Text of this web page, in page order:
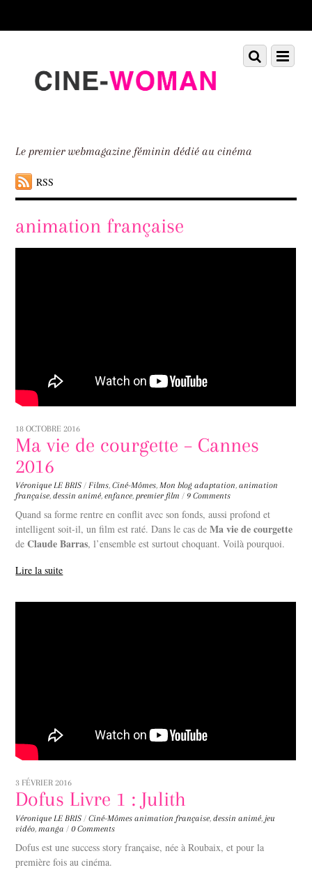
down
Le premier webmagazine féminin dédié au cinéma
RSS
Menu
Scroll
down
animation française
18 OCTOBRE 2016
Ma vie de courgette – Cannes
2016
Véronique LE BRIS / Films,Ciné-Mômes,Mon blog adaptation,animation
française,dessin animé,enfance,premier film / 9 Comments
Quand sa forme rentre en conflit avec son fonds, aussi profond et
intelligent soit-il, un film est raté. Dans le cas deMa vie de courgette
deClaude Barras, l’ensemble est surtout choquant. Voilà pourquoi.
Lire la suite
3 FÉVRIER 2016
Dofus Livre 1 : Julith
Véronique LE BRIS / Ciné-Mômes animation française,dessin animé, jeu
vidéo,manga / 0 Comments
Dofus est une success story française, née à Roubaix, et pour la
première fois au cinéma.